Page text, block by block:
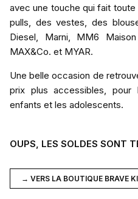
avec une touche qui fait
pulls, des vestes, des
Diesel, Marni, MM6 Maison
MAX&Co. et MYAR.
Une belle occasion de
prix plus accessibles,
enfants et les adolescents.
OUPS, LES SOLDES SONT
→ VERS LA BOUTIQUE BRAVE